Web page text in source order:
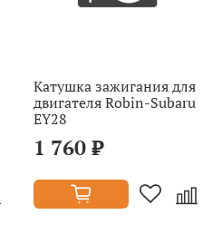
Катушка зажигания для
двигателя Robin-Subaru
EY28
1 760 ₽